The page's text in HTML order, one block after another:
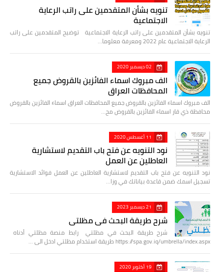
تنويه بشأن المتقدمين على راتب الرعاية
الاجتماعية
تنويه بشأن المتقدمين على راتب الرعاية الاجتماعية توضيح المتقدمين على راتب
الرعاية الاجتماعية عام 2022 ومعرفة معلوما…
02 ديسمبر 2020
الف مبروك اسماء الفائزين بالقروض جميع
المحافظات العراق
الف مبروك اسماء الفائزين بالقروض جميع المحافظات العراق اسماء الفائزين بالقروض
محافظة ذي قار اسماء الفائزين بالقروض مح…
11 أغسطس 2020
نود التنويه عن فتح باب التقديم لاستشارية
العاطلين عن العمل
نود التنويه عن فتح باب التقديم لاستشارية العاطلين عن العمل فوائد الاستشارية
تسجيل اسمك ضمن قاعدة بياناتك في وزا…
21 ديسمبر 2023
شرح طريقة البحث في مظلتي
شرح طريقة البحث في مظلتي رابط منصة مظلتي أدناه
https://spa.gov.iq/umbrella/index.aspx طريقة استخدام مظلتي ادخل الى …
19 أكتوبر 2020